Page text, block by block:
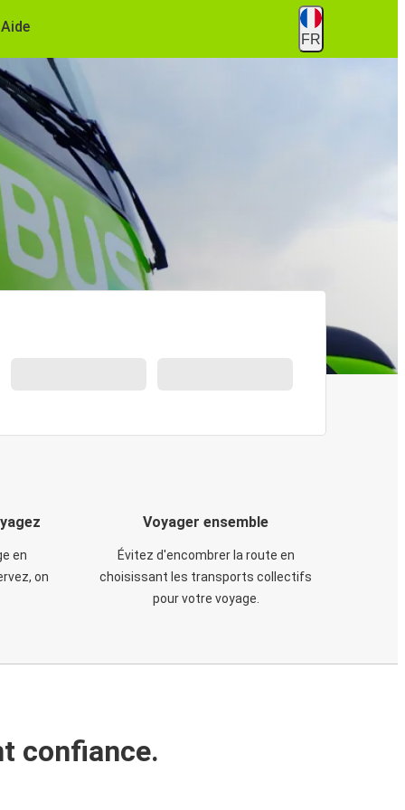
Aide
FR
en
on
Voyager ensemble
Évitez d'encombrer la route en
choisissant les transports collectifs
pour votre voyage.
confiance.